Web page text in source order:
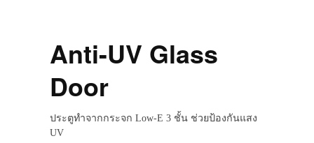
Anti-UV Glass
Door
ประตูทำจากกระจก Low-E 3 ชั้น ช่วยป้องกันแสง
UV